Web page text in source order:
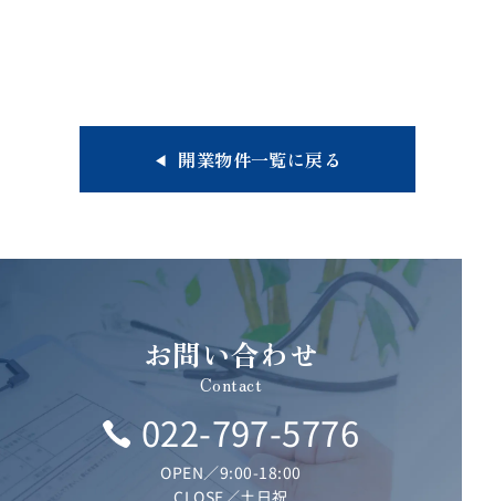
開業物件一覧に戻る
お問い合わせ
Contact
022-797-5776
OPEN／9:00-18:00
CLOSE／土日祝